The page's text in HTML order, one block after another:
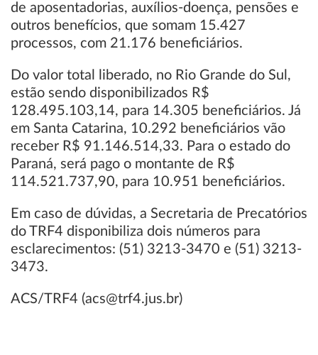
de aposentadorias, auxílios-doença, pensões e
outros benefícios, que somam 15.427
processos, com 21.176 beneficiários.
Do valor total liberado, no Rio Grande do Sul,
estão sendo disponibilizados R$
128.495.103,14, para 14.305 beneficiários. Já
em Santa Catarina, 10.292 beneficiários vão
receber R$ 91.146.514,33. Para o estado do
Paraná, será pago o montante de R$
114.521.737,90, para 10.951 beneficiários.
Em caso de dúvidas, a Secretaria de Precatórios
do TRF4 disponibiliza dois números para
esclarecimentos: (51) 3213-3470 e (51) 3213-
3473.
ACS/TRF4 (acs@trf4.jus.br)